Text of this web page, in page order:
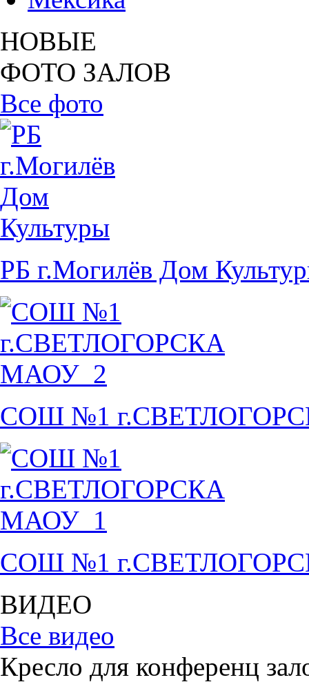
НОВЫЕ
ФОТО ЗАЛОВ
Все фото
РБ г.Могилёв Дом
СОШ №1
СОШ №1
ВИДЕО
Все видео
Кресло для конференц